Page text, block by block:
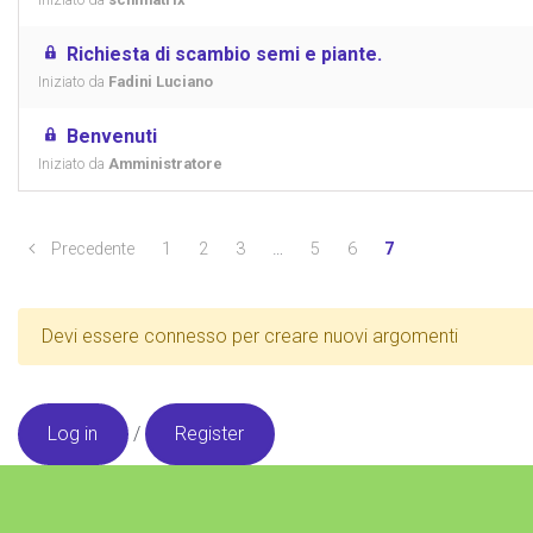
Richiesta di scambio semi e piante.
Iniziato da Fadini Luciano
Benvenuti
Iniziato da Amministratore
Precedente 1 2 3 … 5 6 7
Devi essere connesso per creare nuovi argomenti
Log in / Register